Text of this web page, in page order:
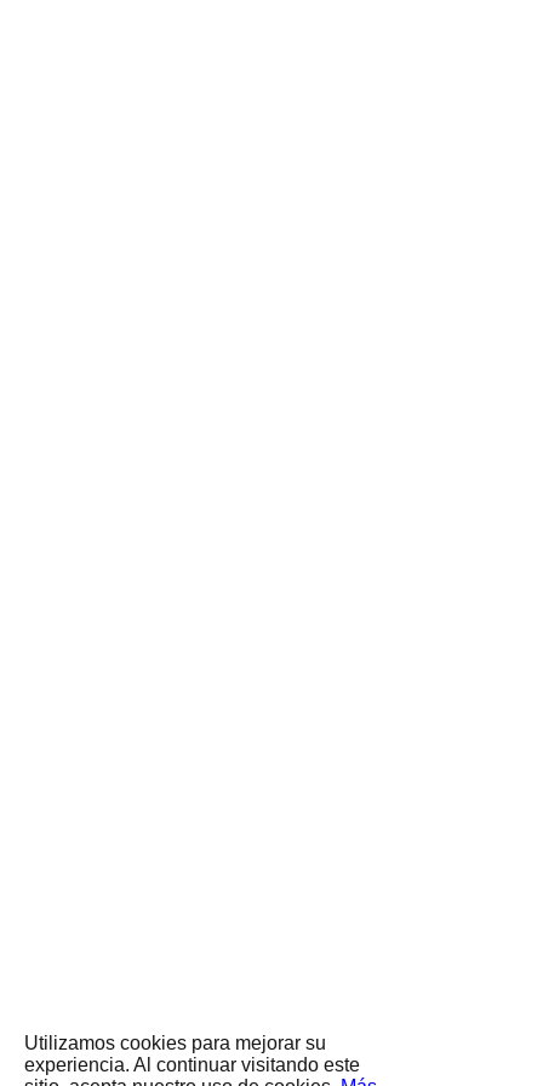
Utilizamos cookies para mejorar su
experiencia. Al continuar visitando este